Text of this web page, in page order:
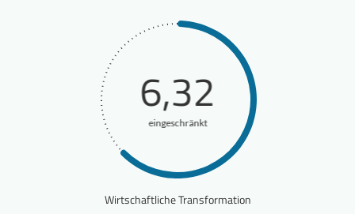
6,32
eingeschränkt
Wirtschaftliche Transformation